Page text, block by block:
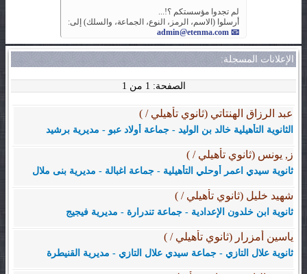
لم تجدوا مؤسستكم ؟!...
أرسلوا (الاسم، الرمز، النوع، الجماعة، والسلك) إلى:
📧 admin@etenma.com
الإعلانات المسجلة:
الصفحة: 1 من 1
عبد الرزاق الهنتاتي (ثانوي تأهيلي / )
الثانوية التأهيلية خالد بن الوليد - جماعة أولاد عبو - مديرية برشيد
ز, يونس (ثانوي تأهيلي / )
ثانوية سيدي اعمر أوحلي التأهيلية - جماعة اغبالة - مديرية بنى ملال
شهيد خليل (ثانوي تأهيلي / )
ثانوية ابن خلدون الإعدادية - جماعة تندرارة - مديرية فيجيج
ياسين أمزرار (ثانوي تأهيلي / )
ثانوية علال التازي - جماعة سيدي علال التازي - مديرية القنيطرة